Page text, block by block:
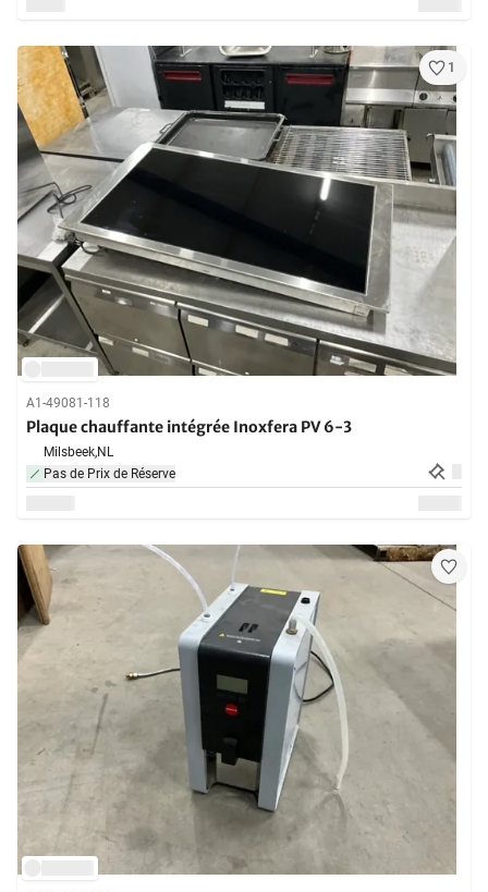
1
A1-49081-118
Plaque chauffante intégrée Inoxfera PV 6-3
Milsbeek,NL
Pas de Prix de Réserve